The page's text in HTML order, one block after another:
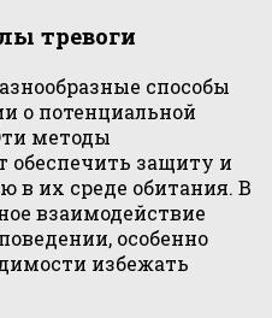
тревоги
способы
о потенциальной
методы
защиту и
в их среде обитания. В
взаимодействие
особенно
избежать